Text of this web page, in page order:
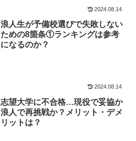
2024.08.14
浪人生が予備校選びで失敗しない
ための8箇条①ランキングは参考
になるのか？
2024.08.14
志望大学に不合格…現役で妥協か
浪人で再挑戦か？メリット・デメ
リットは？